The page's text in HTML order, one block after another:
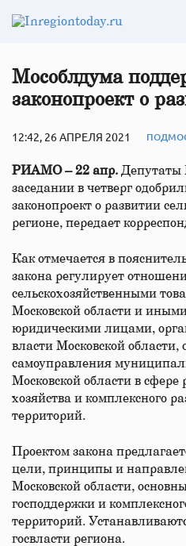
Мособлдума
законопроект о
12:42, 26 АПРЕЛЯ 2021
РИАМО – 22 апр. Депутаты
заседании в четверг
законопроект о развитии
регионе, передает
Как отмечается в
закона регулирует
сельскохозяйственными
Московской области и
юридическими лицами,
власти Московской области,
самоуправления
Московской области в сфере
хозяйства и комплексного
территорий.
Проектом закона
цели, принципы и
Московской области,
господдержки и
территорий.
госвласти региона.